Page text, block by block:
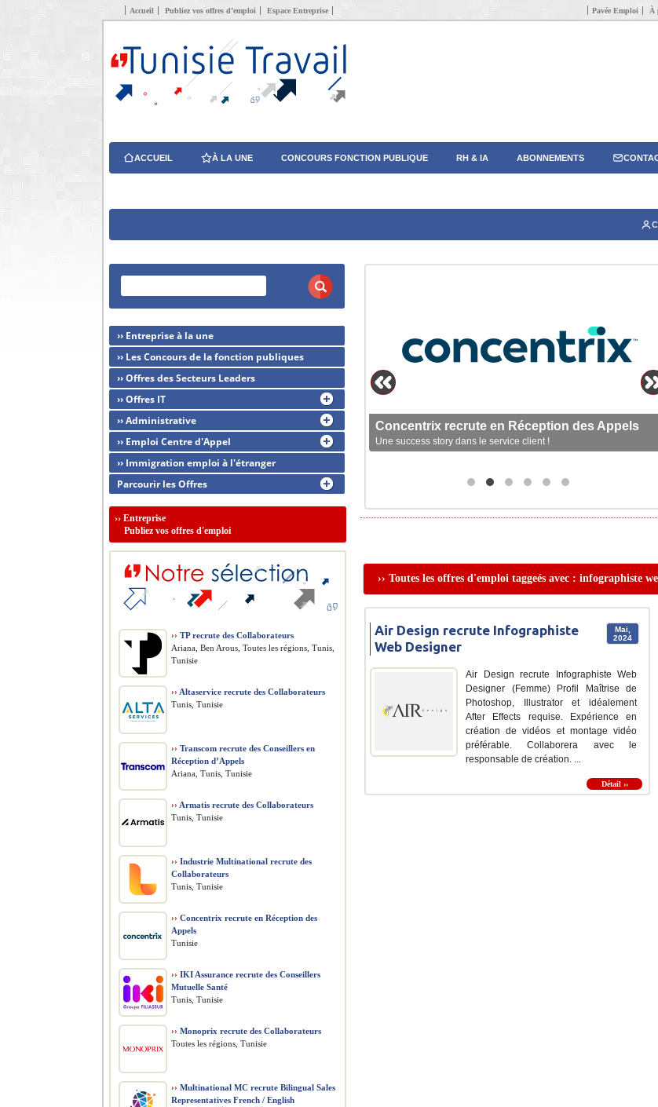
Accueil Publiez vos offres d’emploi Espace Entreprise Pavée Emploi À
ACCUEIL À LA UNE CONCOURS FONCTION PUBLIQUE RH & IA ABONNEMENTS
Concentrix recrute en Réception des Appels
Une success story dans le service client !
›› Toutes les offres d'emploi taggeés avec : infographiste
Mai,
2024
Air Design recrute Infographiste
Web Designer
Air Design recrute Infographiste Web
Designer (Femme) Profil Maîtrise de
Photoshop, Illustrator et idéalement
After Effects requise. Expérience en
création de vidéos et montage vidéo
préférable. Collaborera avec le
responsable de création. ...
Détail ››
›› Entreprise à la une
›› Les Concours de la fonction publiques
›› Offres des Secteurs Leaders
›› Offres IT
›› Administrative
›› Emploi Centre d'Appel
›› Immigration emploi à l'étranger
Parcourir les Offres
›› Entreprise
Publiez vos offres d'emploi
›› TP recrute des Collaborateurs
Ariana, Ben Arous, Toutes les régions, Tunis,
Tunisie
›› Altaservice recrute des Collaborateurs
Tunis, Tunisie
›› Transcom recrute des Conseillers en
Réception d’Appels
Ariana, Tunis, Tunisie
›› Armatis recrute des Collaborateurs
Tunis, Tunisie
›› Industrie Multinational recrute des
Collaborateurs
Tunis, Tunisie
›› Concentrix recrute en Réception des
Appels
Tunisie
›› IKI Assurance recrute des Conseillers
Mutuelle Santé
Tunis, Tunisie
›› Monoprix recrute des Collaborateurs
Toutes les régions, Tunisie
›› Multinational MC recrute Bilingual Sales
Representatives French / English